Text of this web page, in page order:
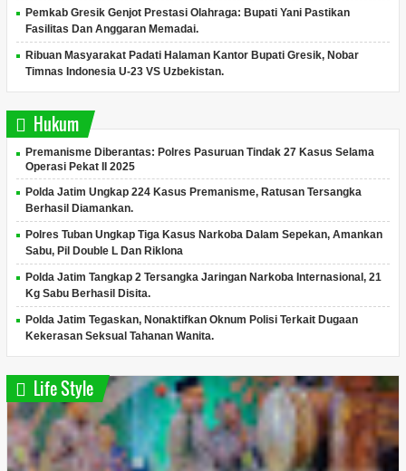
Pemkab Gresik Genjot Prestasi Olahraga: Bupati Yani Pastikan
Fasilitas Dan Anggaran Memadai.
Ribuan Masyarakat Padati Halaman Kantor Bupati Gresik, Nobar
Timnas Indonesia U-23 VS Uzbekistan.
Hukum
Premanisme Diberantas: Polres Pasuruan Tindak 27 Kasus Selama
Operasi Pekat II 2025
Polda Jatim Ungkap 224 Kasus Premanisme, Ratusan Tersangka
Berhasil Diamankan.
Polres Tuban Ungkap Tiga Kasus Narkoba Dalam Sepekan, Amankan
Sabu, Pil Double L Dan Riklona
Polda Jatim Tangkap 2 Tersangka Jaringan Narkoba Internasional, 21
Kg Sabu Berhasil Disita.
Polda Jatim Tegaskan, Nonaktifkan Oknum Polisi Terkait Dugaan
Kekerasan Seksual Tahanan Wanita.
Life Style